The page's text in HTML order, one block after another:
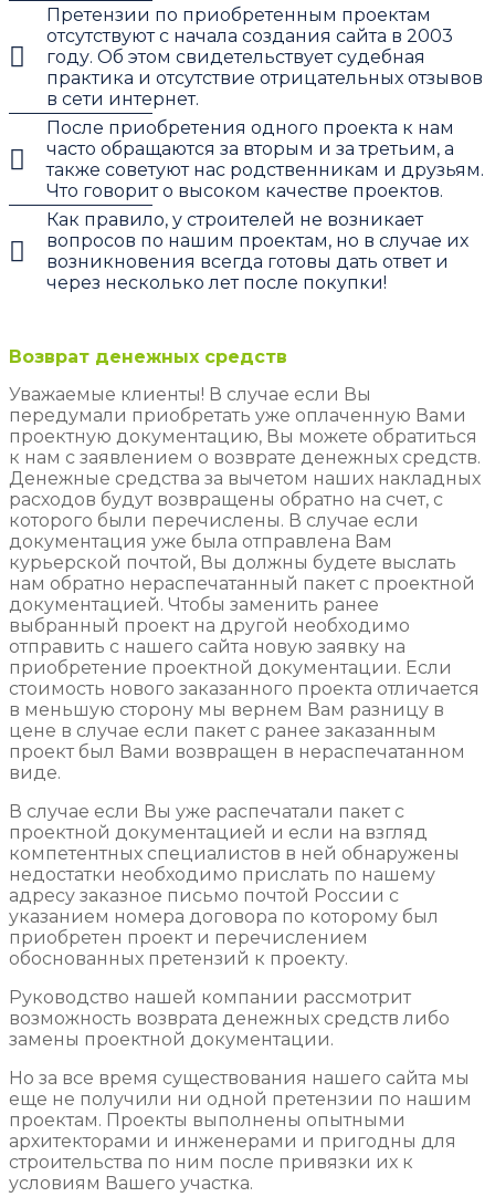
Претензии по приобретенным проектам
отсутствуют с начала создания сайта в 2003
году. Об этом свидетельствует судебная
практика и отсутствие отрицательных отзывов
в сети интернет.
После приобретения одного проекта к нам
часто обращаются за вторым и за третьим, а
также советуют нас родственникам и друзьям.
Что говорит о высоком качестве проектов.
Как правило, у строителей не возникает
вопросов по нашим проектам, но в случае их
возникновения всегда готовы дать ответ и
через несколько лет после покупки!
Возврат денежных средств
Уважаемые клиенты! В случае если Вы
передумали приобретать уже оплаченную Вами
проектную документацию, Вы можете обратиться
к нам с заявлением о возврате денежных средств.
Денежные средства за вычетом наших накладных
расходов будут возвращены обратно на счет, с
которого были перечислены. В случае если
документация уже была отправлена Вам
курьерской почтой, Вы должны будете выслать
нам обратно нераспечатанный пакет с проектной
документацией. Чтобы заменить ранее
выбранный проект на другой необходимо
отправить с нашего сайта новую заявку на
приобретение проектной документации. Если
стоимость нового заказанного проекта отличается
в меньшую сторону мы вернем Вам разницу в
цене в случае если пакет с ранее заказанным
проект был Вами возвращен в нераспечатанном
виде.
В случае если Вы уже распечатали пакет с
проектной документацией и если на взгляд
компетентных специалистов в ней обнаружены
недостатки необходимо прислать по нашему
адресу заказное письмо почтой России с
указанием номера договора по которому был
приобретен проект и перечислением
обоснованных претензий к проекту.
Руководство нашей компании рассмотрит
возможность возврата денежных средств либо
замены проектной документации.
Но за все время существования нашего сайта мы
еще не получили ни одной претензии по нашим
проектам. Проекты выполнены опытными
архитекторами и инженерами и пригодны для
строительства по ним после привязки их к
условиям Вашего участка.